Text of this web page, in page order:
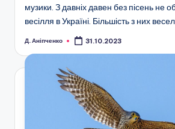
музики. З давніх давен без пісень не
весілля в Україні. Більшість з них
Опубліковано
Д. Аніпченко 31.10.2023